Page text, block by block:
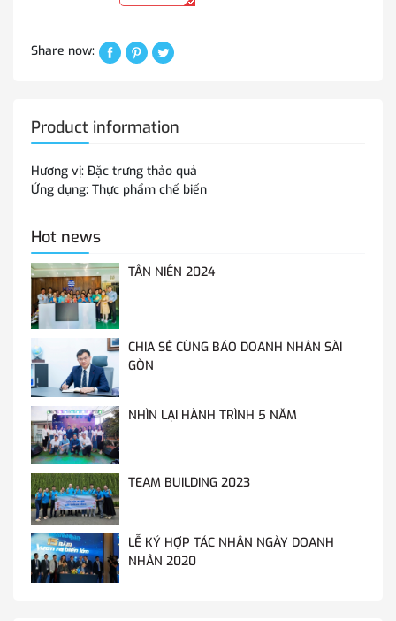
Share now:
Product information
Hương vị: Đặc trưng thảo quả
Ứng dụng: Thực phẩm chế biến
Hot news
TÂN NIÊN 2024
CHIA SẺ CÙNG BÁO DOANH NHÂN SÀI
GÒN
NHÌN LẠI HÀNH TRÌNH 5 NĂM
TEAM BUILDING 2023
LỄ KÝ HỢP TÁC NHÂN NGÀY DOANH
NHÂN 2020